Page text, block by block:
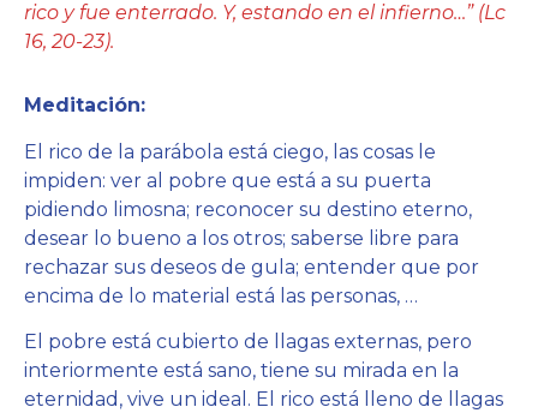
rico y fue enterrado. Y, estando en el infierno…” (Lc
16, 20-23).
Meditación:
El rico de la parábola está ciego, las cosas le
impiden: ver al pobre que está a su puerta
pidiendo limosna; reconocer su destino eterno,
desear lo bueno a los otros; saberse libre para
rechazar sus deseos de gula; entender que por
encima de lo material está las personas, …
El pobre está cubierto de llagas externas, pero
interiormente está sano, tiene su mirada en la
eternidad, vive un ideal. El rico está lleno de llagas